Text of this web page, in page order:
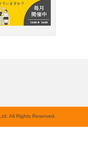
All Rights Reserved.